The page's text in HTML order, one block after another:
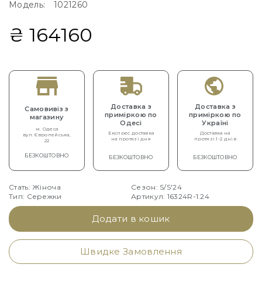
Модель: 1021260
₴ 164160
Самовивіз з
магазину
м. Одеса
вул. Європейська,
22
БЕЗКОШТОВНО
Доставка з
приміркою по
Одесі
Експрес доставка
на протязі дня
БЕЗКОШТОВНО
Доставка з
приміркою по
Україні
Доставка на
протязі 1-2 днів
БЕЗКОШТОВНО
Стать: Жіноча
Тип: Сережки
Сезон: S/S'24
Артикул: 16324R-1.24
Додати в кошик
Швидке Замовлення